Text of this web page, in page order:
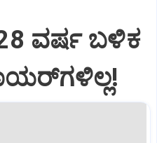
ವರ್ಷ ಬಳಿಕ